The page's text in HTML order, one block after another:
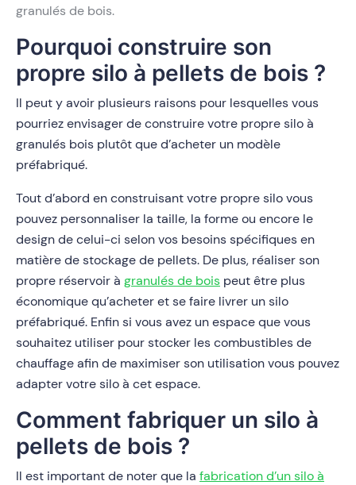
granulés de bois.
Pourquoi construire son
propre silo à pellets de bois ?
Il peut y avoir plusieurs raisons pour lesquelles vous
pourriez envisager de construire votre propre silo à
granulés bois plutôt que d’acheter un modèle
préfabriqué.
Tout d’abord en construisant votre propre silo vous
pouvez personnaliser la taille, la forme ou encore le
design de celui-ci selon vos besoins spécifiques en
matière de stockage de pellets. De plus, réaliser son
propre réservoir à granulés de bois peut être plus
économique qu’acheter et se faire livrer un silo
préfabriqué. Enfin si vous avez un espace que vous
souhaitez utiliser pour stocker les combustibles de
chauffage afin de maximiser son utilisation vous pouvez
adapter votre silo à cet espace.
Comment fabriquer un silo à
pellets de bois ?
Il est important de noter que la fabrication d’un silo à